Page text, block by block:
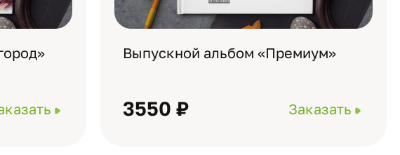
Выпускной альбом «Премиум»
3550 ₽ Заказать